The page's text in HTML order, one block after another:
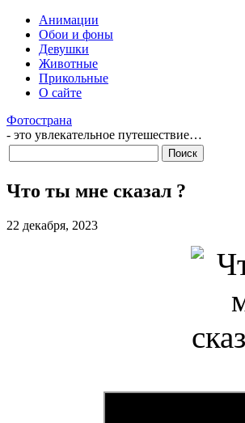
Анимации
Обои и фоны
Девушки
Животные
Прикольные
О сайте
Фотострана
- это увлекательное путешествие…
Что ты мне сказал ?
22 декабря, 2023